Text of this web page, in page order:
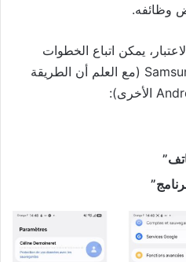
وظائفه.
يمكن اتباع الخطوات
Galaxy (مع العلم أن الطريقة
الأخرى):